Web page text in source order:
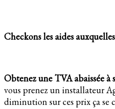
Checkons les aides
Obtenez une TVA abaissée à
vous prenez un installateur
diminution sur ces prix ça se